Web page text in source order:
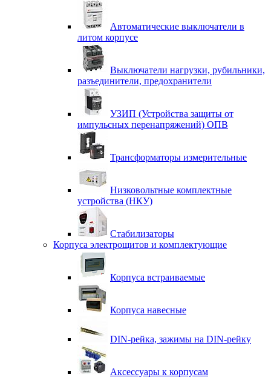
Автоматические выключатели в
литом корпусе
Выключатели нагрузки, рубильники,
разъединители, предохранители
УЗИП (Устройства защиты от
импульсных перенапряжений) ОПВ
Трансформаторы измерительные
Низковольтные комплектные
устройства (НКУ)
Стабилизаторы
Корпуса электрощитов и комплектующие
Корпуса встраиваемые
Корпуса навесные
DIN-рейка, зажимы на DIN-рейку
Аксессуары к корпусам